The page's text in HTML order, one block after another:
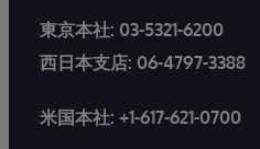
東京本社: 03-5321-6200
西日本支店: 06-4797-3388
米国本社: +1-617-621-0700